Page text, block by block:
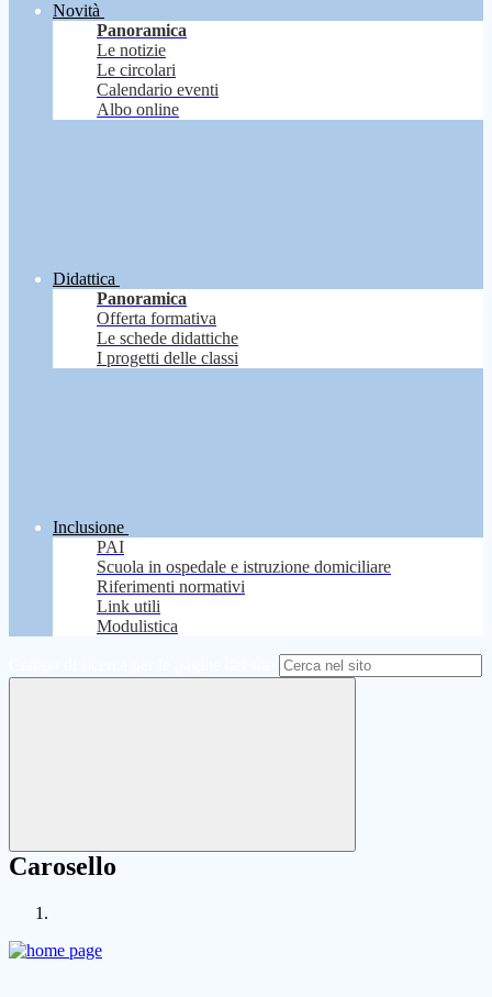
Novità
Panoramica
Le notizie
Le circolari
Calendario eventi
Albo online
Didattica
Panoramica
Offerta formativa
Le schede didattiche
I progetti delle classi
Inclusione
PAI
Scuola in ospedale e istruzione domiciliare
Riferimenti normativi
Link utili
Modulistica
Carosello